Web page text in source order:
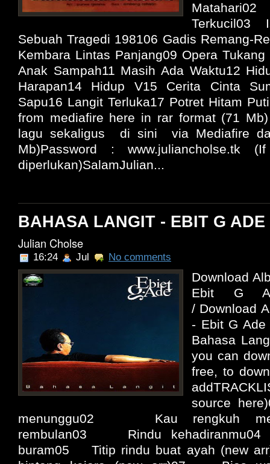
Terkucil03
Sebuah Tragedi 198106 Gadis Remang-
Kembara Lintas Panjang09 Opera
Anak Sampah11 Masih Ada Waktu12
Harapan14 Hidup V15 Cerita Cinta
Sapu16 Langit Terluka17 Potret Hitam
from mediafire here in rar format (71
lagu sekaligus di sini via Mediafire
Mb)Password : www.juliancholse.tk
diperlukan)SalamJulian...
BAHASA LANGIT - EBIT G ADE
Julian Cholse
16:24 Jul No comments
Download
Ebit G
/ Download
- Ebit G
Bahasa
you can
free, to
source
menunggu02 Kau rengkuh
rembulan03 Rindu
buram05 Titip rindu buat ayah (new